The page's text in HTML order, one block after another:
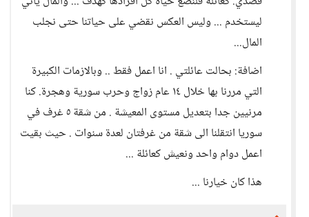
ليستخدم ... وليس العكس نقضي على حياتنا حتى نجلب
المال...
اضافة: بحالت عائلتي . انا اعمل فقط .. وبالازمات الكبيرة
التي مررنا بها خلال ١٤ عام زواج وحرب سورية وهجرة. كنا
مرنيين جدا بتعديل مستوى المعيشة . من شقة ٥ غرف في
سوريا انتقلنا الى شقة من غرفتان لعدة سنوات . حيث بقيت
اعمل دوام واحد ونعيش كعائلة ...
هذا كان خيارنا ...